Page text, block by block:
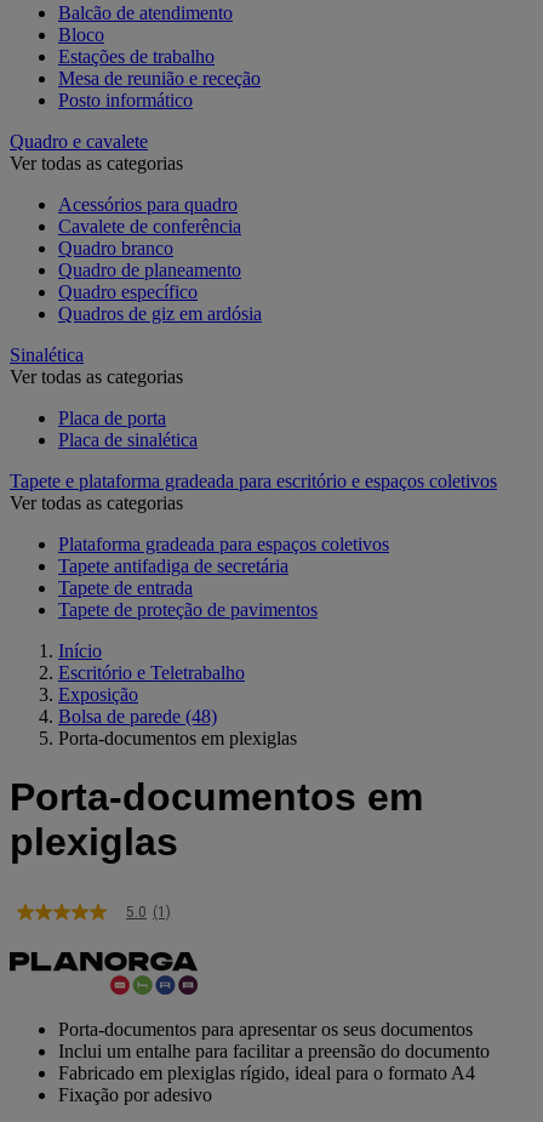
Balcão de atendimento
Bloco
Estações de trabalho
Mesa de reunião e receção
Posto informático
Quadro e cavalete
Ver todas as categorias
Acessórios para quadro
Cavalete de conferência
Quadro branco
Quadro de planeamento
Quadro específico
Quadros de giz em ardósia
Sinalética
Ver todas as categorias
Placa de porta
Placa de sinalética
Tapete e plataforma gradeada para escritório e espaços coletivos
Ver todas as categorias
Plataforma gradeada para espaços coletivos
Tapete antifadiga de secretária
Tapete de entrada
Tapete de proteção de pavimentos
Início
Escritório e Teletrabalho
Exposição
Bolsa de parede (48)
Porta-documentos em plexiglas
Porta-documentos em
plexiglas
5.0
5
estrelas,
classificação.
Read
5.0 (1)
Porta-documentos para apresentar os seus documentos
Inclui um entalhe para facilitar a preensão do documento
Fabricado em plexiglas rígido, ideal para o formato A4
Fixação por adesivo